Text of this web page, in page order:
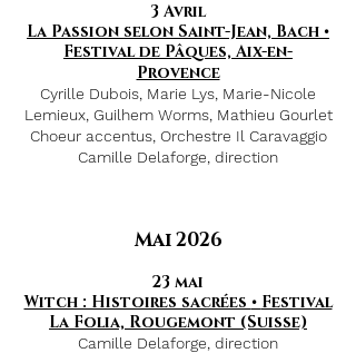
3 Avril
La Passion selon Saint-Jean, Bach •
Festival de Pâques, Aix-en-
Provence
Cyrille Dubois, Marie Lys, Marie-Nicole
Lemieux, Guilhem Worms, Mathieu Gourlet
Choeur accentus, Orchestre Il Caravaggio
Camille Delaforge, direction
Mai 2026
23 mai
Witch : Histoires sacrées • Festival
La Folia, Rougemont (Suisse)
Camille Delaforge, direction